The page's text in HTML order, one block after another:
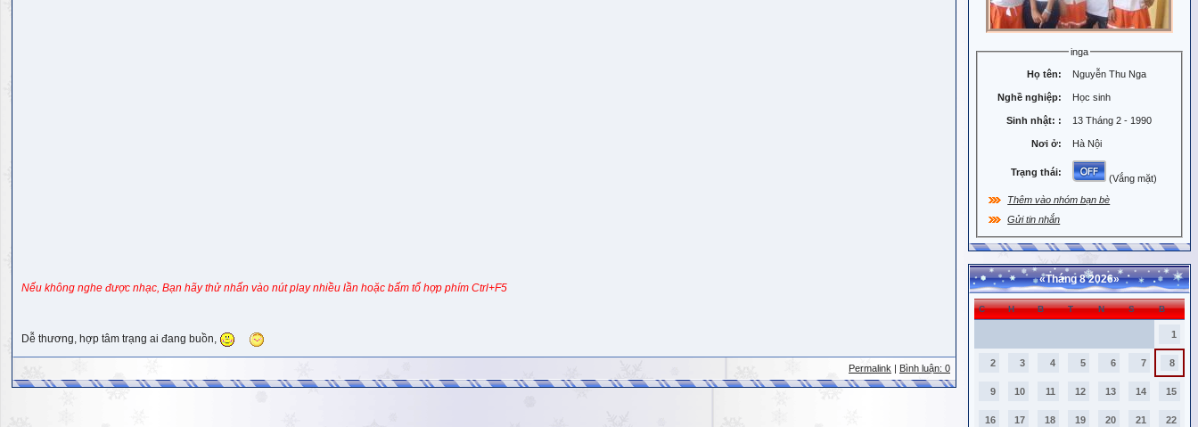
Nếu không nghe được nhạc, Bạn hãy thử nhấn vào nút play nhiều lần hoặc bấm tổ hợp phím Ctrl+F5
Dễ thương, hợp tâm trạng ai đang buồn,
Permalink Bình luận: 0
inga
Họ tên: Nguyễn Thu Nga
Nghề nghiệp: Học sinh
Sinh nhật: : 13 Tháng 2 - 1990
Nơi ở: Hà Nội
Trạng thái:
(Vắng mặt)
Thêm vào nhóm bạn bè
Gửi tin nhắn
«Tháng 8 2026»
C H B T N S B
1
2 3 4 5 6 7 8
9 10 11 12 13 14 15
16 17 18 19 20 21 22